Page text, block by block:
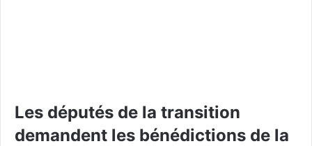
Les députés de la transition
demandent les bénédictions de la